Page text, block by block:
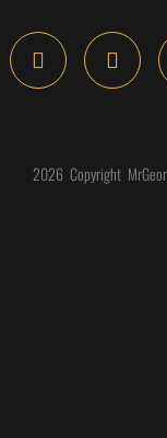
2026 Copyright